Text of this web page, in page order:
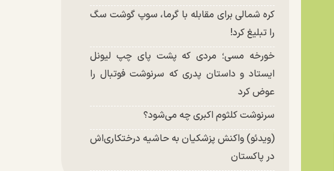
کره شمالی برای مقابله با گرما، سوپ گوشت سگ
را تبلیغ کرد!
خورخه مسی؛ مردی که پشت پای چپ لیونل
ایستاد و داستان پدری که سرنوشت فوتبال را
عوض کرد
سرنوشت کلثوم اکبری چه می‌شود؟
(ویدئو) واکنش پزشکیان به حاشیه درختکاری‌اش
در پاکستان